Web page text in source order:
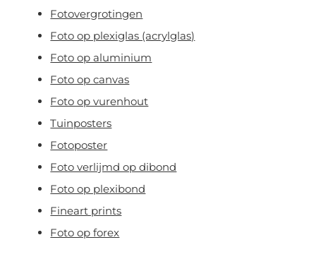
Fotovergrotingen
Foto op plexiglas (acrylglas)
Foto op aluminium
Foto op canvas
Foto op vurenhout
Tuinposters
Fotoposter
Foto verlijmd op dibond
Foto op plexibond
Fineart prints
Foto op forex